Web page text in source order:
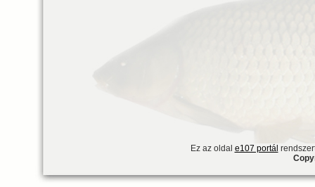
Ez az oldal e107 portál